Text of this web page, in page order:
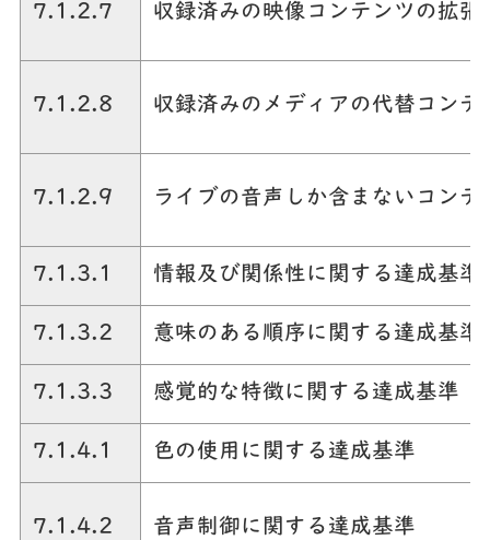
7.1.2.7 収録済みの映像コンテンツの拡
7.1.2.8 収録済みのメディアの代替コン
7.1.2.9 ライブの音声しか含まないコン
7.1.3.1 情報及び関係性に関する達成基準
7.1.3.2 意味のある順序に関する達成基準
7.1.3.3 感覚的な特徴に関する達成基準
7.1.4.1 色の使用に関する達成基準
7.1.4.2 音声制御に関する達成基準